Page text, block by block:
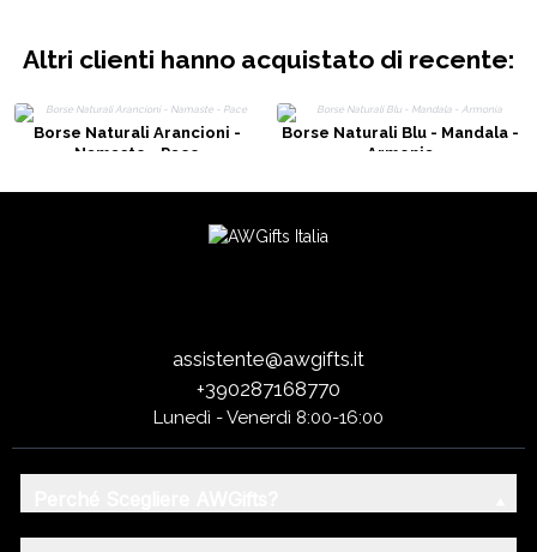
Altri clienti hanno acquistato di recente:
Borse Naturali Arancioni -
Namaste - Pace
Borse Naturali Blu - Mandala -
Armonia
assistente@awgifts.it
+390287168770
Lunedì - Venerdì 8:00-16:00